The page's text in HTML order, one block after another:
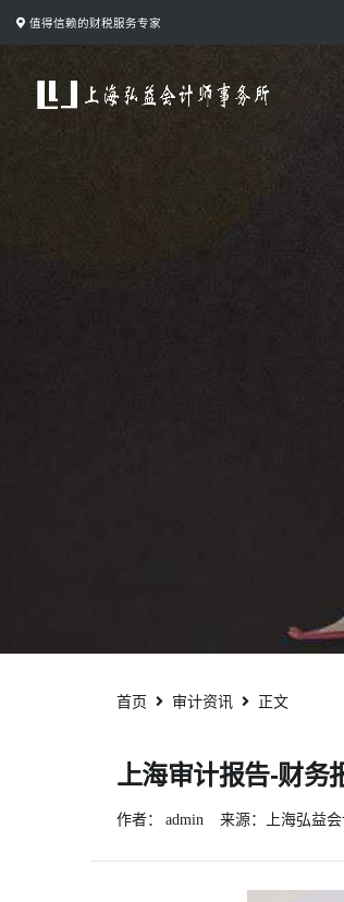
转
值得信赖的财税服务专家
首页 审计资讯 正文
上海审计报告-财务
作者： admin 来源：上海弘益